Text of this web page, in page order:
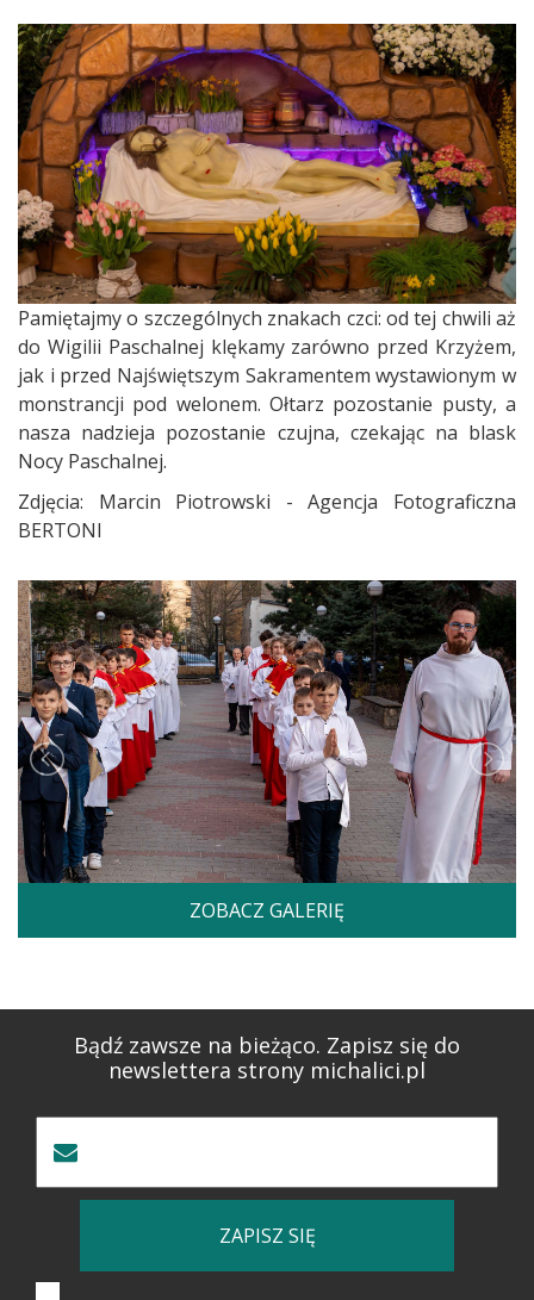
Pamiętajmy o szczególnych znakach czci: od tej chwili aż
do Wigilii Paschalnej klękamy zarówno przed Krzyżem,
jak i przed Najświętszym Sakramentem wystawionym w
monstrancji pod welonem. Ołtarz pozostanie pusty, a
nasza nadzieja pozostanie czujna, czekając na blask
Nocy Paschalnej.
Zdjęcia: Marcin Piotrowski - Agencja Fotograficzna
BERTONI
ZOBACZ GALERIĘ
Bądź zawsze na bieżąco. Zapisz się do
newslettera strony michalici.pl
ZAPISZ SIĘ